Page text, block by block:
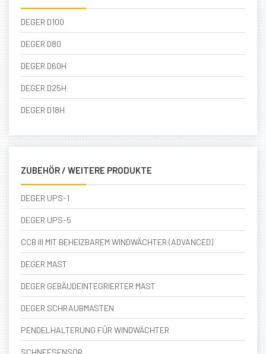
DEGER D100
DEGER D80
DEGER D60H
DEGER D25H
DEGER D18H
ZUBEHÖR / WEITERE PRODUKTE
DEGER UPS-1
DEGER UPS-5
CCB III MIT BEHEIZBAREM WINDWÄCHTER (ADVANCED)
DEGER MAST
DEGER GEBÄUDEINTEGRIERTER MAST
DEGER SCHRAUBMASTEN
PENDELHALTERUNG FÜR WINDWÄCHTER
SCHNEESENSOR